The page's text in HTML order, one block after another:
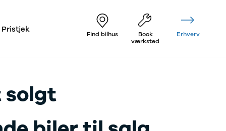
Pristjek Find bilhus
Book
værksted
Erhverv
solgt